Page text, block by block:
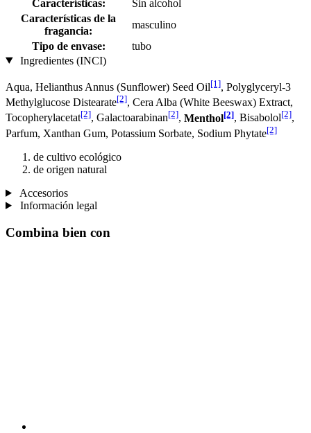
Características:
Sin alcohol
Características de la
fragancia:
masculino
Tipo de envase:
tubo
Ingredientes (INCI)
Aqua, Helianthus Annus (Sunflower) Seed Oil[1], Polyglyceryl-3
Methylglucose Distearate[2], Cera Alba (White Beeswax) Extract,
Tocopherylacetat[2], Galactoarabinan[2], Menthol[2], Bisabolol[2],
Parfum, Xanthan Gum, Potassium Sorbate, Sodium Phytate[2]
de cultivo ecológico
de origen natural
Accesorios
Información legal
Combina bien con